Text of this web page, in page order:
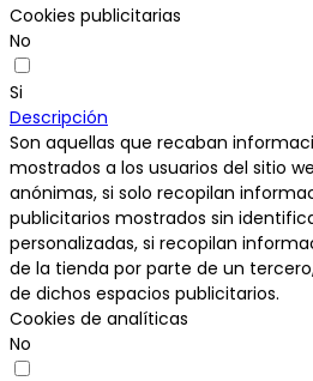
Cookies publicitarias
No
Si
Descripción
Son aquellas que recaban
mostrados a los usuarios del sitio
anónimas, si solo recopilan
publicitarios mostrados sin
personalizadas, si recopilan
de la tienda por parte de un
de dichos espacios publicitarios.
Cookies de analíticas
No